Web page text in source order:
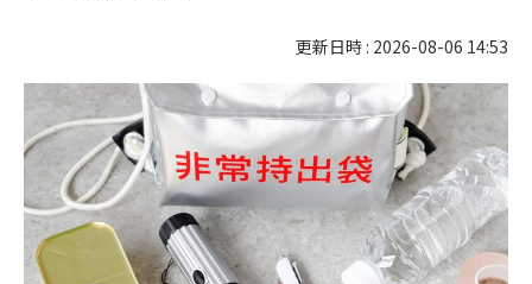
更新日時 : 2026-08-06 14:53